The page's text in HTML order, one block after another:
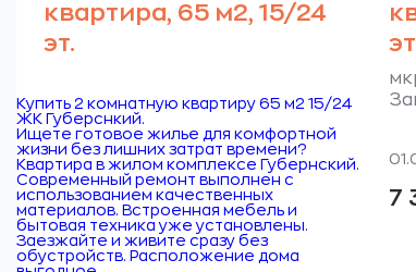
квартира, 65 м2, 15/24
эт.
Купить 2 комнатную квартиру 65 м2 15/24
ЖК Губерснкий.
Ищете готовое жилье для комфортной
жизни без лишних затрат времени?
Квартира в жилом комплексе Губернский.
Современный ремонт выполнен с
использованием качественных
материалов. Встроенная мебель и
бытовая техника уже установлены.
Заезжайте и живите сразу без
обустройств. Расположение дома
7